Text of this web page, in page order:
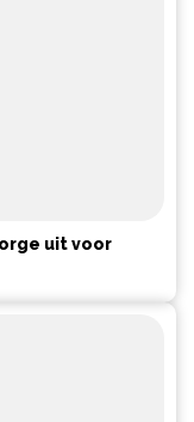
uit voor